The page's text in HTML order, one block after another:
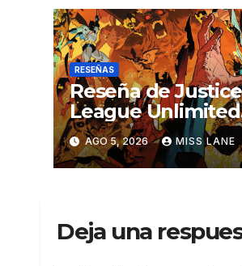
RESEÑAS
Reseña de Justice
League Unlimited
#11AGO 5, 2026 MISS LANE
Deja una